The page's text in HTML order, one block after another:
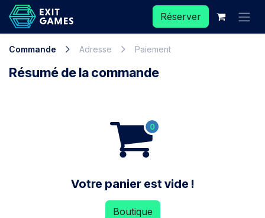
Se rendre au contenu
Réserver
Commande Adresse Paiement
Résumé de la commande
Votre panier est vide !
Boutique